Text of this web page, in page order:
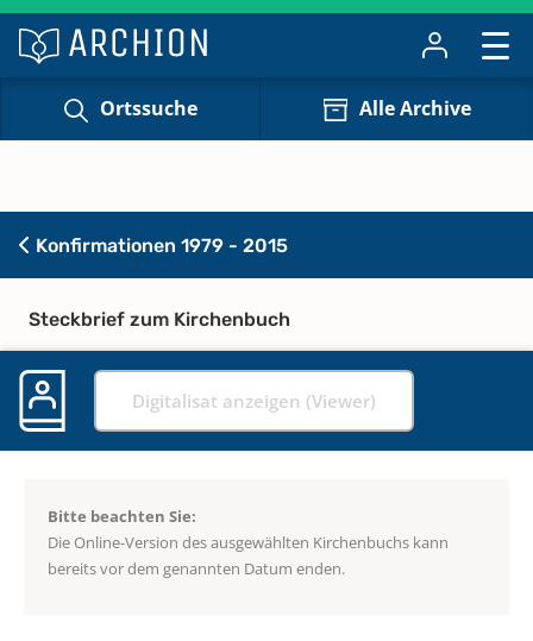
Ortssuche Alle Archive
Konfirmationen 1979 - 2015
Steckbrief zum Kirchenbuch
Digitalisat anzeigen (Viewer)
Bitte beachten Sie:
Die Online-Version des ausgewählten Kirchenbuchs kann
bereits vor dem genannten Datum enden.